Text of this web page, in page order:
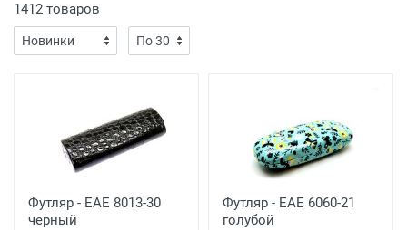
1412 товаров
Футляр - EAE 8013-30
черный
Футляр - EAE 6060-21
голубой